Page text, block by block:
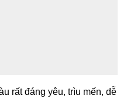
rất đáng yêu, trìu mến, dễ